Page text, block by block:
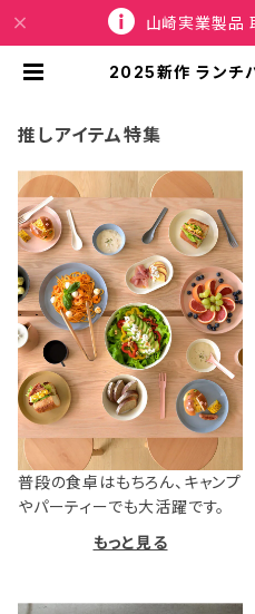
山崎実業製品
2025新作 ランチ
推しアイテム特集
普段の食卓はもちろん、キャンプ
やパーティーでも大活躍です。
もっと見る